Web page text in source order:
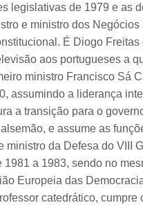
legislativas de 1979 e as
e ministro dos Negócios
É Diogo Freitas
aos portugueses a
ministro Francisco Sá
assumindo a liderança
a transição para o
e assume as
ministro da Defesa do VIII
1981 a 1983, sendo no
Europeia das
catedrático, cumpre